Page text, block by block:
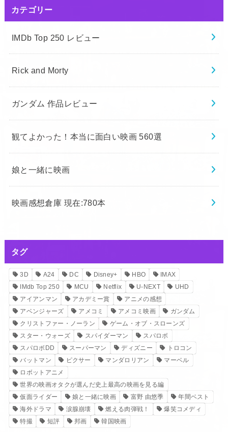
カテゴリー
IMDb Top 250 レビュー
Rick and Morty
ガンダム 作品レビュー
観てよかった！本当に面白い映画 560選
娘と一緒に映画
映画感想倉庫 現在:780本
タグ
3D A24 DC Disney+ HBO
IMAX
IMdb Top 250
MCU Netflix U-NEXT
UHD
アイアンマン
アカデミー賞
アニメの感想
アベンジャーズ
アメコミ アメコミ映画
ガンダム
クリストファー・ノーラン
ゲーム・オブ・スローンズ
スター・ウォーズ
スパイダーマン
スパロボ
スパロボDD
スーパーマン ディズニー
トロコン
バットマン
ピクサー マンダロリアン
マーベル
ロボットアニメ
世界の映画オタクが選んだ史上最高の映画を見る編
仮面ライダー
娘と一緒に映画 富野 由悠季
年間ベスト
海外ドラマ
涙腺崩壊 燃える肉弾戦！
爆笑コメディ
特撮
短評 邦画 韓国映画